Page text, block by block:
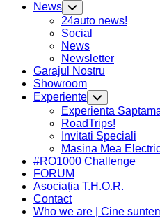
News Toggle
Child
Menu
24auto news!
Social
News
Newsletter
Garajul Nostru
Showroom
Current
Page
Parent
Experiente Toggle
Child
Menu
Experienta
RoadTrips!
Invitati Speciali
Masina Mea
#RO1000 Challenge
FORUM
Asociația T.H.O.R.
Contact
Who we are | Cine